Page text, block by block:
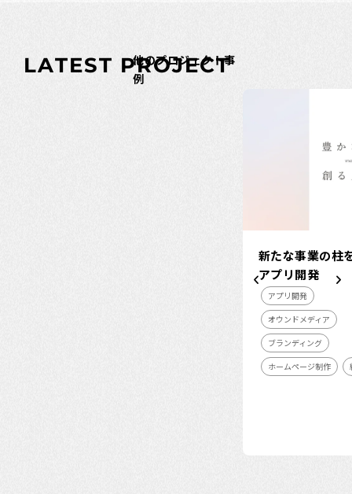
LATEST PROJECT
他のプロジェクト事
例
新たな事業の柱
アプリ開発
アプリ開発
オウンドメディア
ブランディング
ホームページ制作